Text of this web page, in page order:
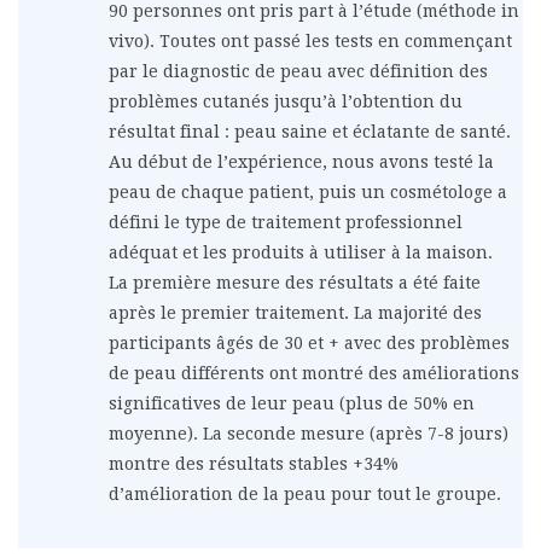
90 personnes ont pris part à l’étude (méthode in
vivo). Toutes ont passé les tests en commençant
par le diagnostic de peau avec définition des
problèmes cutanés jusqu’à l’obtention du
résultat final : peau saine et éclatante de santé.
Au début de l’expérience, nous avons testé la
peau de chaque patient, puis un cosmétologe a
défini le type de traitement professionnel
adéquat et les produits à utiliser à la maison.
La première mesure des résultats a été faite
après le premier traitement. La majorité des
participants âgés de 30 et + avec des problèmes
de peau différents ont montré des améliorations
significatives de leur peau (plus de 50% en
moyenne). La seconde mesure (après 7-8 jours)
montre des résultats stables +34%
d’amélioration de la peau pour tout le groupe.